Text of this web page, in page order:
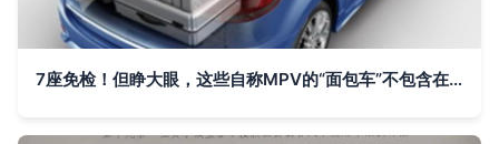
7座免检！但睁大眼，这些自称MPV的“面包车”不包含在内